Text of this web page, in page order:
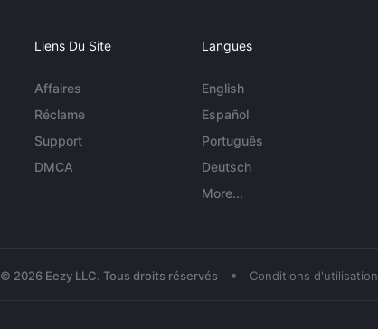
Liens Du Site
Affaires
Réclame
Support
DMCA
Langues
English
Español
Português
Deutsch
More...
© 2026 Eezy LLC. Tous droits réservés • Conditions d'utilisation